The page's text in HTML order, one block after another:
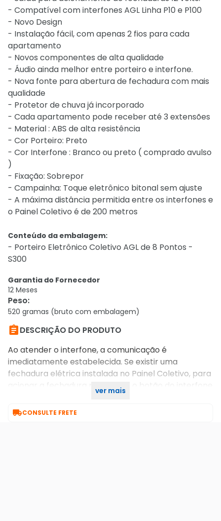
- Compatível com interfones AGL Linha P10 e P100
- Novo Design
- Instalação fácil, com apenas 2 fios para cada
apartamento
- Novos componentes de alta qualidade
- Áudio ainda melhor entre porteiro e interfone.
- Nova fonte para abertura de fechadura com mais
qualidade
- Protetor de chuva já incorporado
- Cada apartamento pode receber até 3 extensões
- Material : ABS de alta resistência
- Cor Porteiro: Preto
- Cor Interfone : Branco ou preto ( comprado avulso
)
- Fixação: Sobrepor
- Campainha: Toque eletrônico bitonal sem ajuste
- A máxima distância permitida entre os interfones e
o Painel Coletivo é de 200 metros
Conteúdo da embalagem:
- Porteiro Eletrônico Coletivo AGL de 8 Pontos -
S300
Garantia do Fornecedor
12 Meses
Peso:
520 gramas (bruto com embalagem)
DESCRIÇÃO DO PRODUTO
Ao atender o interfone, a comunicação é
imediatamente estabelecida. Se existir uma
fechadura elétrica instalada no Painel Coletivo, para
acionar a fechadura pressionar o botão do interfone
ver mais
CONSULTE FRETE